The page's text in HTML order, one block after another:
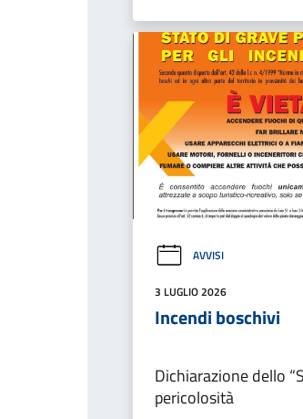
AVVISI
3 LUGLIO 2026
Incendi boschivi
Dichiarazione dello
pericolosità